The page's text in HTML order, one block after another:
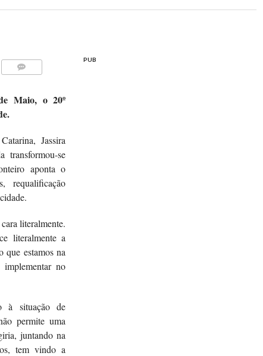
Maio, o 20º
Jassira
transformou-se
aponta o
requalificação
literalmente.
literalmente a
que estamos na
no
à situação de
permite uma
juntando na
tem vindo a
PUB